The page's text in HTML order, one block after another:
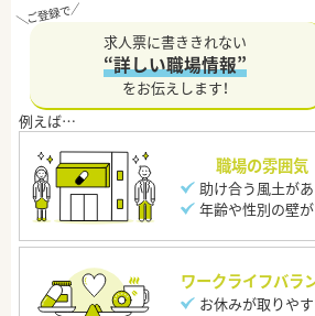
求人票に書ききれない
“詳しい職場情報”
をお伝えします！
職場の雰囲気
助け合う風土が
年齢や性別の壁
ワークライフバラ
お休みが取りや